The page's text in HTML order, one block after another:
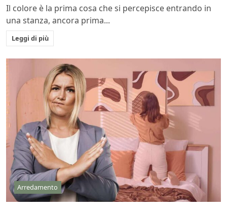
Il colore è la prima cosa che si percepisce entrando in
una stanza, ancora prima...
Leggi di più
Arredamento